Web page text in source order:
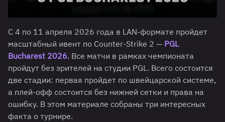
С 4 по 11 апреля 2026 года в LAN-формате пройдет
масштабный ивент по Counter-Strike 2 — PGL
Bucharest 2026. Все матчи в рамках чемпионата
пройдут без зрителей на студии PGL. Всего состоится
две стадии: первая пройдет по швейцарской системе,
а плей-офф состоится без нижней сетки и права на
ошибку. В этом материале собраны три интересных
факта о турнире.